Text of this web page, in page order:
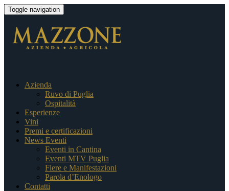
Toggle navigation
Azienda
Ruvo di Puglia
Ospitalità
Esperienze
Vini
Premi e certificazioni
News Eventi
Eventi in Cantina
Eventi MTV Puglia
Fiere e Manifestazioni
Parola d’Enologo
Contatti